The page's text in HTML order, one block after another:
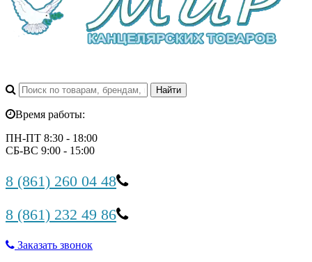
Время работы:
ПН-ПТ 8:30 - 18:00
СБ-ВС 9:00 - 15:00
8 (861) 260 04 48
8 (861) 232 49 86
Заказать звонок